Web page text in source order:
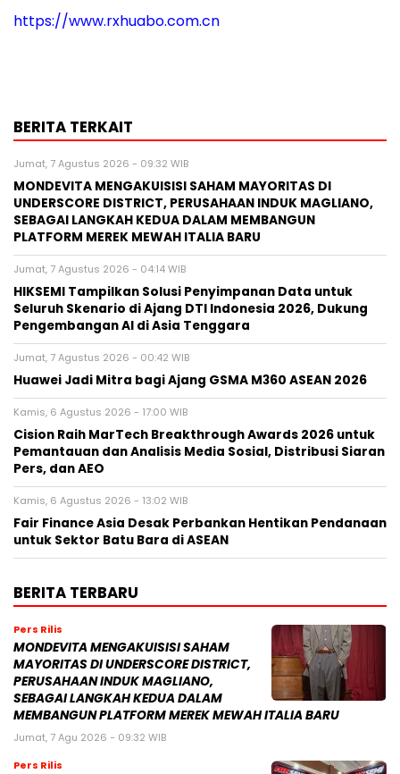
https://www.rxhuabo.com.cn
BERITA TERKAIT
Jumat, 7 Agustus 2026 - 09:32 WIB
MONDEVITA MENGAKUISISI SAHAM MAYORITAS DI
UNDERSCORE DISTRICT, PERUSAHAAN INDUK MAGLIANO,
SEBAGAI LANGKAH KEDUA DALAM MEMBANGUN
PLATFORM MEREK MEWAH ITALIA BARU
Jumat, 7 Agustus 2026 - 04:14 WIB
HIKSEMI Tampilkan Solusi Penyimpanan Data untuk
Seluruh Skenario di Ajang DTI Indonesia 2026, Dukung
Pengembangan AI di Asia Tenggara
Jumat, 7 Agustus 2026 - 00:42 WIB
Huawei Jadi Mitra bagi Ajang GSMA M360 ASEAN 2026
Kamis, 6 Agustus 2026 - 17:00 WIB
Cision Raih MarTech Breakthrough Awards 2026 untuk
Pemantauan dan Analisis Media Sosial, Distribusi Siaran
Pers, dan AEO
Kamis, 6 Agustus 2026 - 13:02 WIB
Fair Finance Asia Desak Perbankan Hentikan Pendanaan
untuk Sektor Batu Bara di ASEAN
BERITA TERBARU
Pers Rilis
MONDEVITA MENGAKUISISI SAHAM
MAYORITAS DI UNDERSCORE DISTRICT,
PERUSAHAAN INDUK MAGLIANO,
SEBAGAI LANGKAH KEDUA DALAM
MEMBANGUN PLATFORM MEREK MEWAH ITALIA BARU
Jumat, 7 Agu 2026 - 09:32 WIB
Pers Rilis